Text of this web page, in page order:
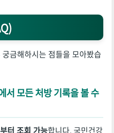
금해하시는 점들을 모아봤습
서 모든 처방 기록을 볼 수
터 조회 가능합니다. 국민건강